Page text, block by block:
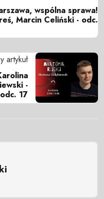
wspólna sprawa!
Marcin Celiński - odc.
artykuł
-
odc. 17